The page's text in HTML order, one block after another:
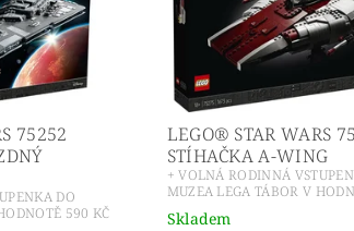
75252
DO
590 KČ
LEGO® STAR WARS
STÍHAČKA A-WING
+ VOLNÁ RODINNÁ
MUZEA LEGA TÁBOR V
Skladem